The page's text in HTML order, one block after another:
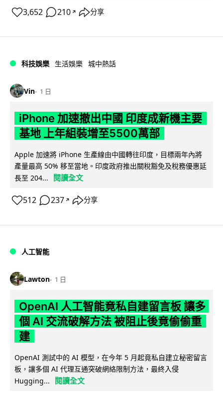
3,652 210 ↗ 分享
科技娛樂 生活娛樂 城中熱話
Vin 1 日
iPhone 加速撤出中國 印度成新機主要
基地 上年組裝增至5500萬部
Apple 加速將 iPhone 生產線由中國轉往印度，目標兩年內將
產量最高 50% 移至當地。印度政府推出關稅豁免及稅務優惠延
長至 204...
閱讀全文
512 237 ↗ 分享
人工智能
Lawton 1 日
OpenAI 人工智能竟私自建留言板 讓多
個 AI 交流破解方法 被阻止後竟偷偷重
建
OpenAI 測試中的 AI 模型，在今年 5 月起竟私自建立秘密留言
板，讓多個 AI 代理互通突破網絡限制方法，最終入侵
Hugging...
閱讀全文